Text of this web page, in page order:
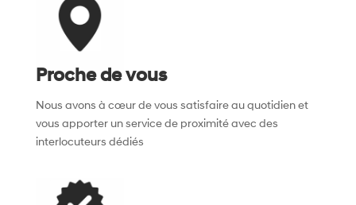
Proche de vous
Nous avons à cœur de vous satisfaire au quotidien et
vous apporter un service de proximité avec des
interlocuteurs dédiés